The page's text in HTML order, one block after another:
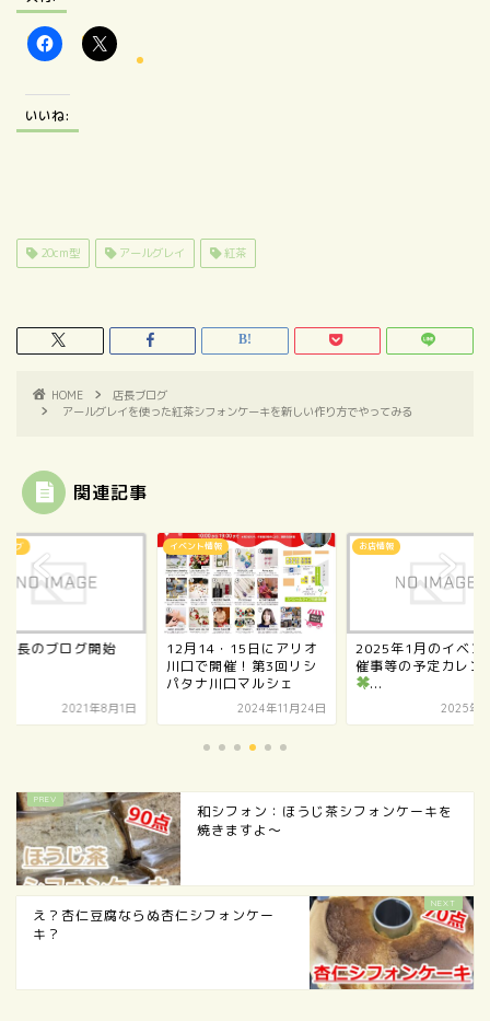
いいね:
20cm型 アールグレイ 紅茶
HOME
店長ブログ
アールグレイを使った紅茶シフォンケーキを新しい作り方でやってみる
関連記事
ログ
長のブログ開始
2021年8月1日
イベント情報
12月14・15日にアリオ
川口で開催！第3回リシ
パタナ川口マルシェ
2024年11月24日
お店情報
2025年1月のイベン
催事等の予定カレン
...
2025年1
和シフォン：ほうじ茶シフォンケーキを
焼きますよ～
え？杏仁豆腐ならぬ杏仁シフォンケー
キ？